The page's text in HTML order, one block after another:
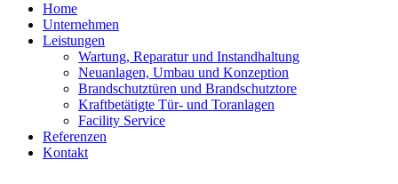
Home
Unternehmen
Leistungen
Wartung, Reparatur und Instandhaltung
Neuanlagen, Umbau und Konzeption
Brandschutztüren und Brandschutztore
Kraftbetätigte Tür- und Toranlagen
Facility Service
Referenzen
Kontakt